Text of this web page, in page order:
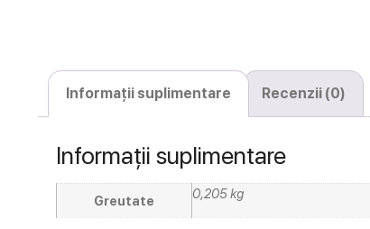
Informații suplimentare Recenzii (0)
Informații suplimentare
Greutate 0,205 kg